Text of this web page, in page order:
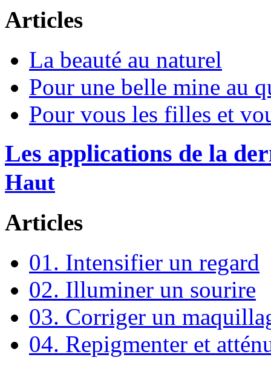
Articles
La beauté au naturel
Pour une belle mine au
Pour vous les filles et
Les applications de la
Haut
Articles
01. Intensifier un regard
02. Illuminer un sourire
03. Corriger un
04. Repigmenter et